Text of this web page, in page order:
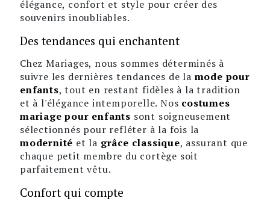
élégance, confort et style pour créer des
souvenirs inoubliables.
Des tendances qui enchantent
Chez Mariages, nous sommes déterminés à
suivre les dernières tendances de la mode pour
enfants, tout en restant fidèles à la tradition
et à l'élégance intemporelle. Nos costumes
mariage pour enfants sont soigneusement
sélectionnés pour refléter à la fois la
modernité et la grâce classique, assurant que
chaque petit membre du cortège soit
parfaitement vêtu.
Confort qui compte